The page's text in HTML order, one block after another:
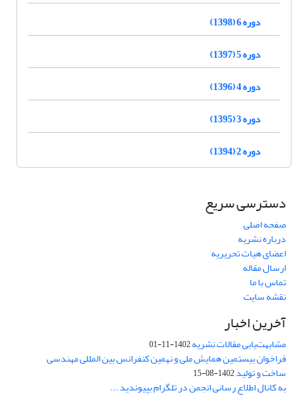
دوره 6 (1398)
دوره 5 (1397)
دوره 4 (1396)
دوره 3 (1395)
دوره 2 (1394)
دسترسی سریع
صفحه اصلی
درباره نشریه
اعضای هیات تحریریه
ارسال مقاله
تماس با ما
نقشه سایت
آخرین اخبار
مشابهت‌یابی مقالات نشریه1402-11-01
فراخوان بیستمین همایش ملی و نهمین کنفرانس بین المللی مهندسی
ساخت و تولید1402-08-15
به کانال اطلاع رسانی انجمن در تلگرام بپیوندید ...